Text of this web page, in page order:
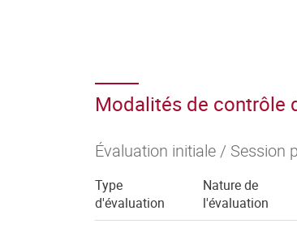
Modalités de contrôle
Évaluation initiale / Session
Type
d'évaluation
Nature de
l'évaluation